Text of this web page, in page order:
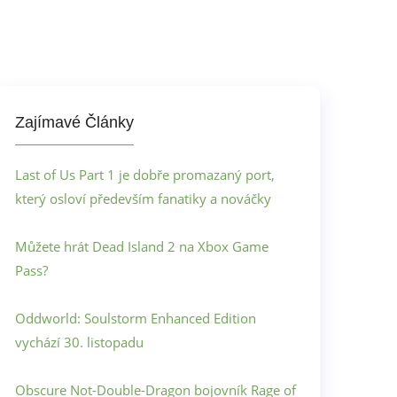
Zajímavé Články
Last of Us Part 1 je dobře promazaný port,
který osloví především fanatiky a nováčky
Můžete hrát Dead Island 2 na Xbox Game
Pass?
Oddworld: Soulstorm Enhanced Edition
vychází 30. listopadu
Obscure Not-Double-Dragon bojovník Rage of